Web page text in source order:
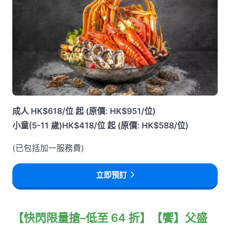
成人 HK$618/位 起 (原價: HK$951/位)
小童(5-11 歲)HK$418/位 起 (原價: HK$588/位)
(已包括加一服務費)
立即預訂
【快閃限量搶–低至 64 折】【饗】父盛